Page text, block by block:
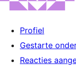
Profiel
Gestarte
Reacties